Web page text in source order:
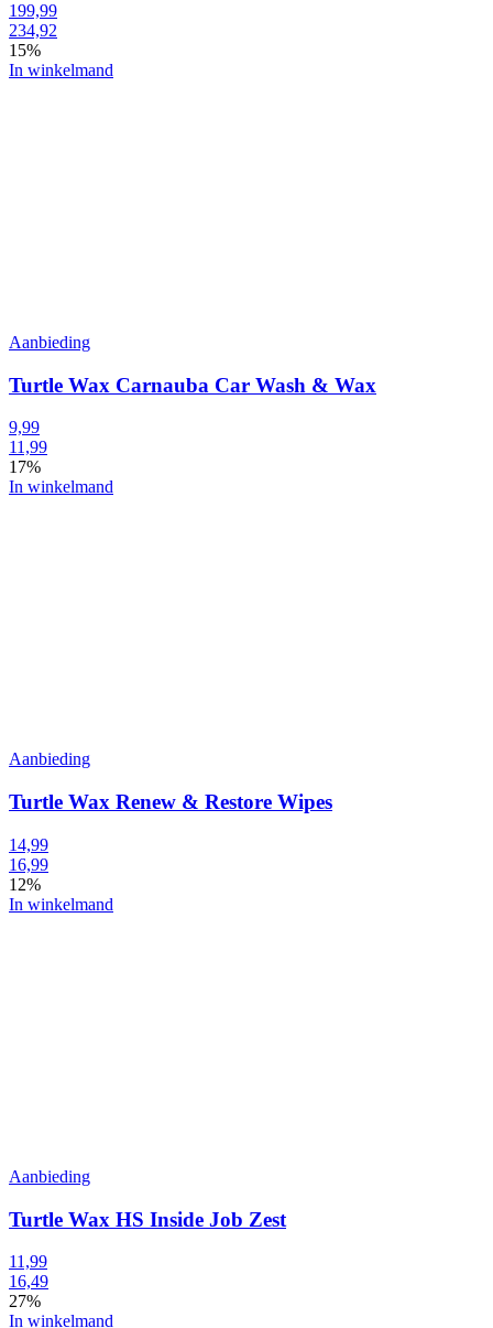
199,99
234,92
15%
In winkelmand
Aanbieding
Turtle Wax Carnauba Car Wash & Wax
9,99
11,99
17%
In winkelmand
Aanbieding
Turtle Wax Renew & Restore Wipes
14,99
16,99
12%
In winkelmand
Aanbieding
Turtle Wax HS Inside Job Zest
11,99
16,49
27%
In winkelmand